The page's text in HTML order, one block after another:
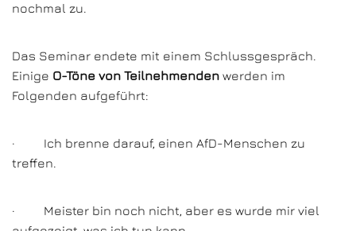
nochmal zu.
Das Seminar endete mit einem Schlussgespräch.
Einige O-Töne von Teilnehmenden werden im
Folgenden aufgeführt:
· Ich brenne darauf, einen AfD-Menschen zu
treffen.
· Meister bin noch nicht, aber es wurde mir viel